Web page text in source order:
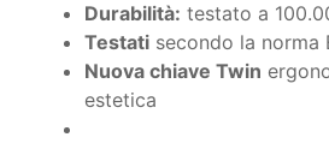
Durabilità: testato a
Testati secondo la norma
Nuova chiave Twin
estetica